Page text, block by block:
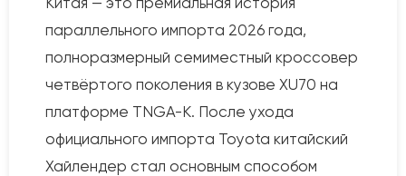
параллельного импорта 2026 года,
полноразмерный семиместный кроссовер
четвёртого поколения в кузове XU70 на
платформе TNGA-K. После ухода
официального импорта Toyota китайский
Хайлендер стал основным способом